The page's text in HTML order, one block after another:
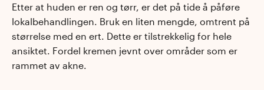
Etter at huden er ren og tørr, er det på tide å påføre
lokalbehandlingen. Bruk en liten mengde, omtrent på
størrelse med en ert. Dette er tilstrekkelig for hele
ansiktet. Fordel kremen jevnt over områder som er
rammet av akne.